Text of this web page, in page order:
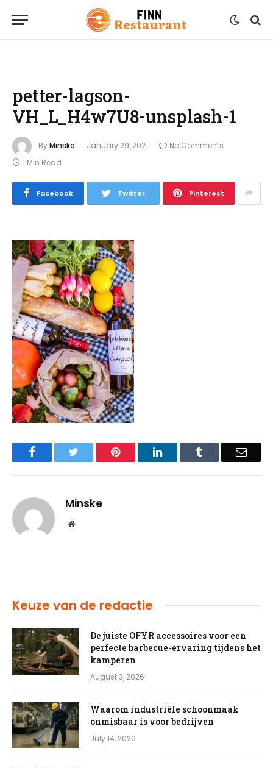
petter-lagson-
VH_L_H4w7U8-unsplash-1
ByMinske January 29, 2021
No Comments
1 Min Read
Facebook Twitter Pinterest
Facebook Pinterest LinkedIn Email
Minske
Website
Keuze van de redactie
De juiste OFYR accessoires voor een
perfecte barbecue-ervaring tijdens het
kamperen
August 3, 2026
Waarom industriële schoonmaak
onmisbaar is voor bedrijven
July 14, 2026